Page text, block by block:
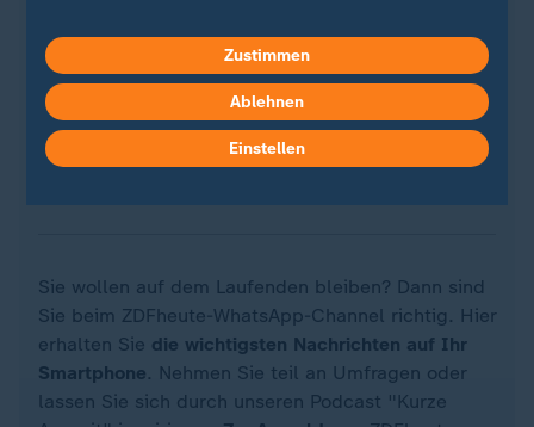
Sie wollen auf dem Laufenden bleiben? Dann sind
Sie beim ZDFheute-WhatsApp-Channel richtig. Hier
erhalten Sie die wichtigsten Nachrichten auf Ihr
Smartphone. Nehmen Sie teil an Umfragen oder
lassen Sie sich durch unseren Podcast "Kurze
Zustimmen
Ablehnen
Einstellen